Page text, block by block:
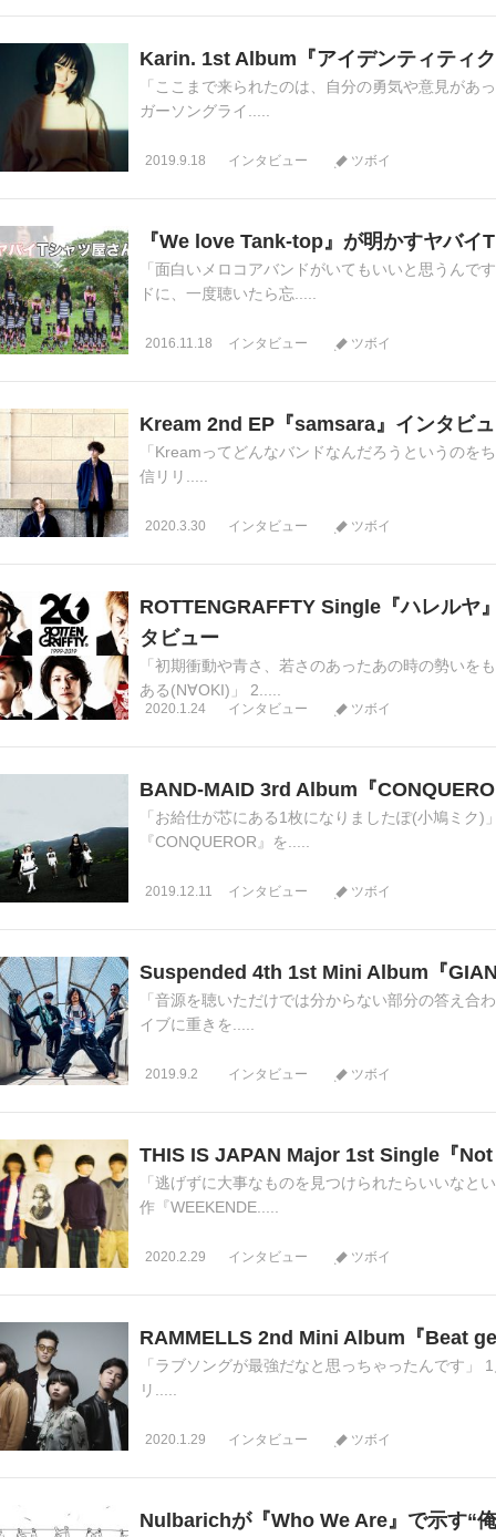
Karin. 1st Album『アイデンティティ
「ここまで来られたのは、自分の勇気や意見が
ガーソングライ.....
2019.9.18 インタビュー ツボイ
『We love Tank-top』が明かすヤバイ
「面白いメロコアバンドがいてもいいと思うん
ドに、一度聴いたら忘.....
2016.11.18 インタビュー ツボイ
Kream 2nd EP『samsara』インタビ
「Kreamってどんなバンドなんだろうというの
信リリ.....
2020.3.30 インタビュー ツボイ
ROTTENGRAFFTY Single『ハレルヤ
タビュー
「初期衝動や青さ、若さのあったあの時の勢いを
ある(N∀OKI)」 2.....
2020.1.24 インタビュー ツボイ
BAND-MAID 3rd Album『
「お給仕が芯にある1枚になりましたぽ(小鳩ミク
『CONQUEROR』を.....
2019.12.11 インタビュー ツボイ
Suspended 4th 1st Mini Album『
「音源を聴いただけでは分からない部分の答え
イブに重きを.....
2019.9.2 インタビュー ツボイ
THIS IS JAPAN Major 1st Single『
「逃げずに大事なものを見つけられたらいいな
作『WEEKENDE.....
2020.2.29 インタビュー ツボイ
RAMMELLS 2nd Mini Album『Beat
「ラブソングが最強だなと思っちゃったんです
リ.....
2020.1.29 インタビュー ツボイ
Nulbarichが『Who We Are』で示す“